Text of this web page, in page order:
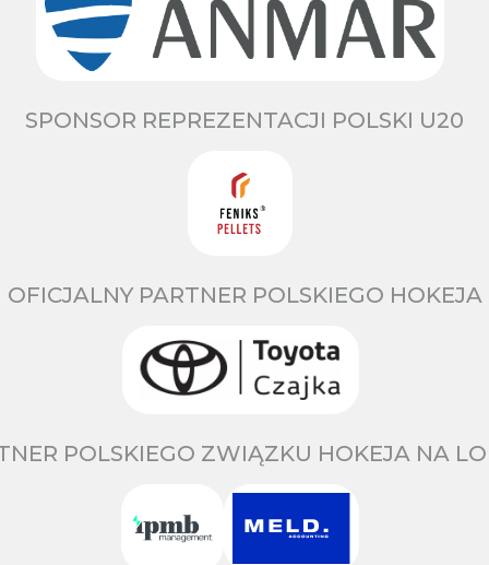
SPONSOR REPREZENTACJI POLSKI U20
OFICJALNY PARTNER POLSKIEGO HOKEJA
POLSKIEGO ZWIĄZKU HOKEJA NA